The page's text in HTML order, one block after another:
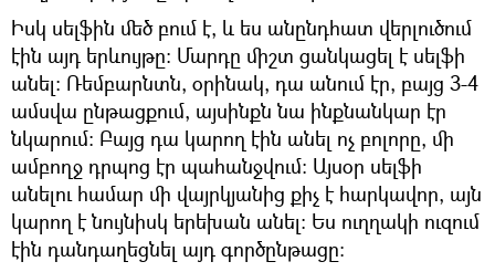
Իսկ սելֆին մեծ բում է, և ես անընդհատ վերլուծում
էին այդ երևույթը։ Մարդը միշտ ցանկացել է սելֆի
անել։ Ռեմբարնտն, օրինակ, դա անում էր, բայց 3-4
ամսվա ընթացքում, այսինքն նա ինքնանկար էր
նկարում։ Բայց դա կարող էին անել ոչ բոլորը, մի
ամբողջ դրպոց էր պահանջվում։ Այսօր սելֆի
անելու համար մի վայրկյանից քիչ է հարկավոր, այն
կարող է նույնիսկ երեխան անել։ Ես ուղղակի ուզում
էին դանդաղեցնել այդ գործընթացը։